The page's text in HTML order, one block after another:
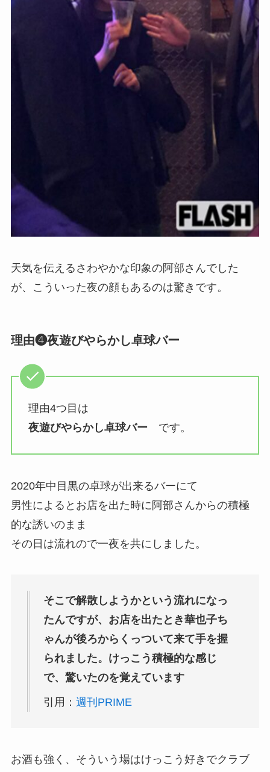
天気を伝えるさわやかな印象の阿部さんでした
が、こういった夜の顔もあるのは驚きです。
理由❹夜遊びやらかし卓球バー
理由4つ目は
夜遊びやらかし卓球バー です。
2020年中目黒の卓球が出来るバーにて
男性によるとお店を出た時に阿部さんからの積極
的な誘いのまま
その日は流れので一夜を共にしました。
そこで解散しようかという流れになっ
たんですが、お店を出たとき華也子ち
ゃんが後ろからくっついて来て手を握
られました。けっこう積極的な感じ
で、驚いたのを覚えています
引用： 週刊PRIME
お酒も強く、そういう場はけっこう好きでクラブ